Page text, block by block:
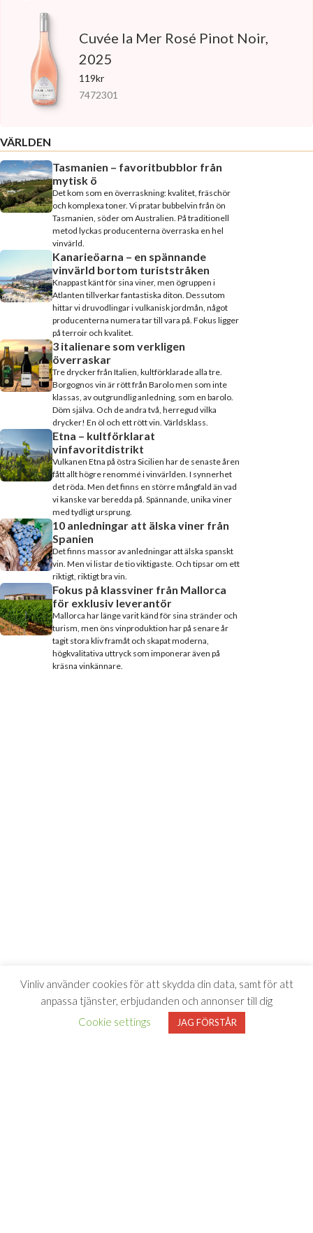
Cuvée la Mer Rosé Pinot Noir,
2025
119kr
7472301
VÄRLDEN
Tasmanien – favoritbubblor från
mytisk ö
Det kom som en överraskning: kvalitet, fräschör
och komplexa toner. Vi pratar bubbelvin från ön
Tasmanien, söder om Australien. På traditionell
metod lyckas producenterna överraska en hel
vinvärld.
Kanarieöarna – en spännande
vinvärld bortom turiststråken
Knappast känt för sina viner, men ögruppen i
Atlanten tillverkar fantastiska diton. Dessutom
hittar vi druvodlingar i vulkanisk jordmån, något
producenterna numera tar till vara på. Fokus ligger
på terroir och kvalitet.
3 italienare som verkligen
överraskar
Tre drycker från Italien, kultförklarade alla tre.
Borgognos vin är rött från Barolo men som inte
klassas, av outgrundlig anledning, som en barolo.
Döm själva. Och de andra två, herregud vilka
drycker! En öl och ett rött vin. Världsklass.
Etna – kultförklarat
vinfavoritdistrikt
Vulkanen Etna på östra Sicilien har de senaste åren
fått allt högre renommé i vinvärlden. I synnerhet
det röda. Men det finns en större mångfald än vad
vi kanske var beredda på. Spännande, unika viner
med tydligt ursprung.
10 anledningar att älska viner från
Spanien
Det finns massor av anledningar att älska spanskt
vin. Men vi listar de tio viktigaste. Och tipsar om ett
riktigt, riktigt bra vin.
Fokus på klassviner från Mallorca
för exklusiv leverantör
Mallorca har länge varit känd för sina stränder och
turism, men öns vinproduktion har på senare år
tagit stora kliv framåt och skapat moderna,
högkvalitativa uttryck som imponerar även på
kräsna vinkännare.
Vinliv använder cookies för att skydda din data, samt för att
anpassa tjänster, erbjudanden och annonser till dig
Cookie settings
JAG FÖRSTÅR